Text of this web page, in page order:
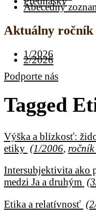
Abecedný
Aktuálny ročník
1/2026
2/2026
Podporte nás
Tagged
Výška a blízkosť:
etiky (1/2006 ročník
Intersubjektivita ako
medzi Ja a druhým (
Etika a relatívnosť (